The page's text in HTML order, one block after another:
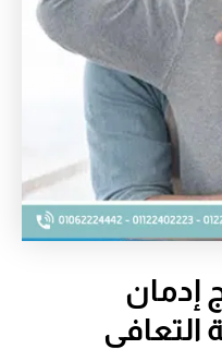
إدمان
التعافي